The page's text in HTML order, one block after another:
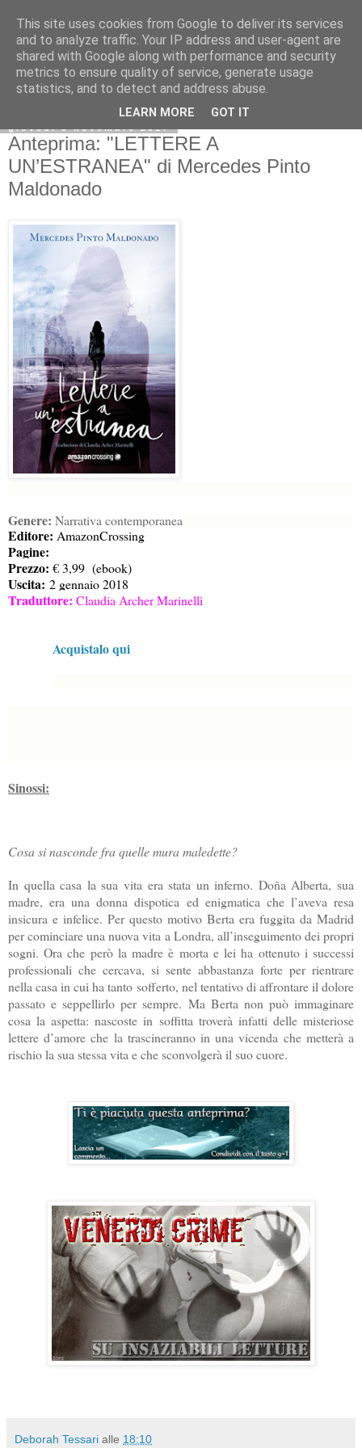
giovedì 9 novembre 2017
Anteprima: "LETTERE A
UN’ESTRANEA" di Mercedes Pinto
Maldonado
Genere: Narrativa contemporanea
Editore: AmazonCrossing
Pagine:
Prezzo: € 3,99 (ebook)
Uscita: 2 gennaio 2018
Traduttore: Claudia Archer Marinelli
Acquistalo qui
Sinossi:
Cosa si nasconde fra quelle mura maledette?
In quella casa la sua vita era stata un inferno. Doña Alberta, sua
madre, era una donna dispotica ed enigmatica che l’aveva resa
insicura e infelice. Per questo motivo Berta era fuggita da Madrid
per cominciare una nuova vita a Londra, all’inseguimento dei propri
sogni. Ora che però la madre è morta e lei ha ottenuto i successi
professionali che cercava, si sente abbastanza forte per rientrare
nella casa in cui ha tanto sofferto, nel tentativo di affrontare il dolore
passato e seppellirlo per sempre. Ma Berta non può immaginare
cosa la aspetta: nascoste in soffitta troverà infatti delle misteriose
lettere d’amore che la trascineranno in una vicenda che metterà a
rischio la sua stessa vita e che sconvolgerà il suo cuore.
Deborah Tessari alle 18:10
This site uses cookies from Google to deliver its services
and to analyze traffic. Your IP address and user-agent are
shared with Google along with performance and security
metrics to ensure quality of service, generate usage
statistics, and to detect and address abuse.
LEARN MORE GOT IT